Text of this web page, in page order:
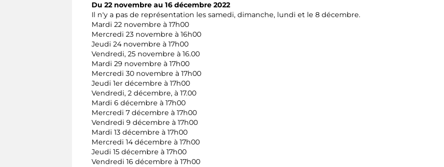
Du 22 novembre au 16 décembre 2022
Il n'y a pas de représentation les samedi, dimanche, lundi et le 8 décembre.
Mardi 22 novembre à 17h00
Mercredi 23 novembre à 16h00
Jeudi 24 novembre à 17h00
Vendredi, 25 novembre à 16.00
Mardi 29 novembre à 17h00
Mercredi 30 novembre à 17h00
Jeudi 1er décembre à 17h00
Vendredi, 2 décembre, à 17.00
Mardi 6 décembre à 17h00
Mercredi 7 décembre à 17h00
Vendredi 9 décembre à 17h00
Mardi 13 décembre à 17h00
Mercredi 14 décembre à 17h00
Jeudi 15 décembre à 17h00
Vendredi 16 décembre à 17h00